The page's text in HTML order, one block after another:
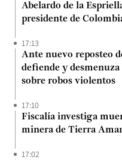
Abelardo de la
presidente de
17:13
Ante nuevo reposteo
defiende y
sobre robos violentos
17:10
Fiscalía investiga
minera de Tierra
17:02